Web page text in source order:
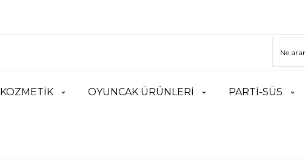
KOZMETİK OYUNCAK ÜRÜNLERİ PARTİ-SÜS